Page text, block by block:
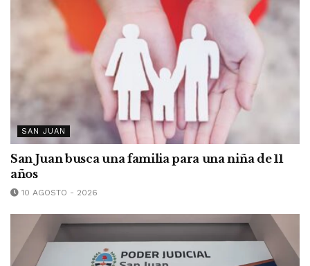
SAN JUAN
San Juan busca una familia para una niña de 11
años
10 AGOSTO - 2026